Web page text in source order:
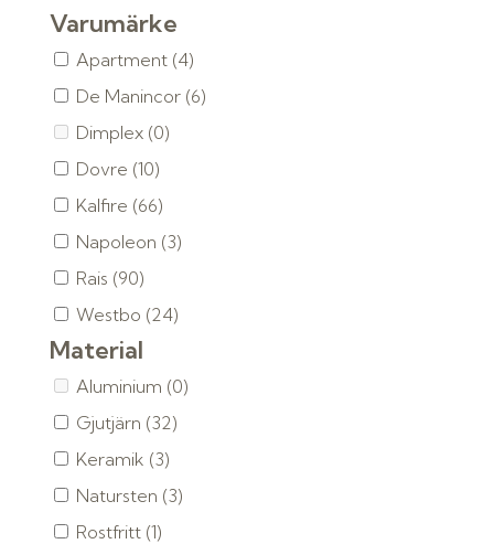
Varumärke
Apartment (4)
De Manincor (6)
Dimplex (0)
Dovre (10)
Kalfire (66)
Napoleon (3)
Rais (90)
Westbo (24)
Material
Aluminium (0)
Gjutjärn (32)
Keramik (3)
Natursten (3)
Rostfritt (1)